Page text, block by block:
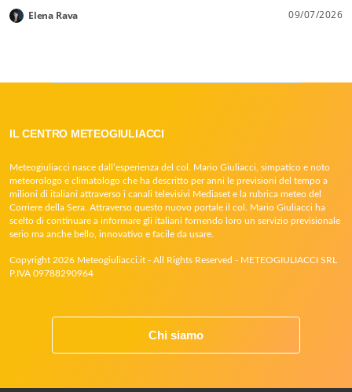
Elena Rava 09/07/2026
IL CENTRO METEOGIULIACCI
Meteogiuliacci nasce dall’esperienza del col. Mario Giuliacci, simpatico e noto
meteorologo e climatologo che ha descritto per anni le previsioni del tempo a
milioni di italiani attraverso i canali televisivi Mediaset e la rubrica meteo del
Corriere della Sera. Attraverso questo nuovo portale il col. Mario Giuliacci ha
scelto di continuare a informare gli italiani fornendo loro un servizio previsionale
serio ma anche bello, innovativo e facile da usare.
Copyright 2026 Meteogiuliacci.it - All Rights Reserved - METEOGIULIACCI SRL
P.IVA 09788290964
Chi siamo